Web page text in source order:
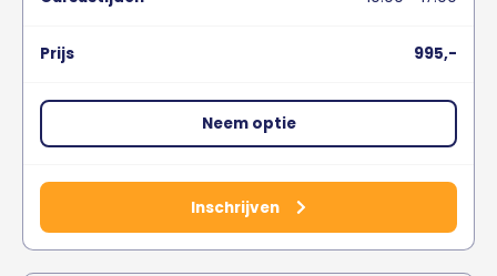
995,-
Neem optie
Inschrijven